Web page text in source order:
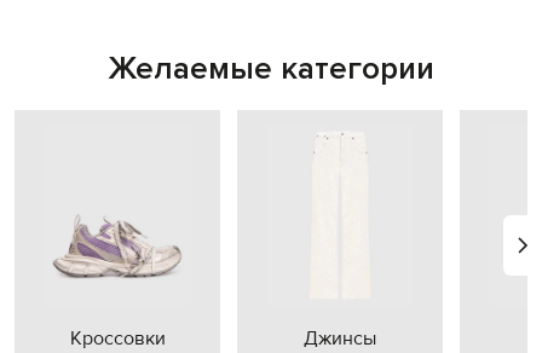
Желаемые категории
Кроссовки Джинсы